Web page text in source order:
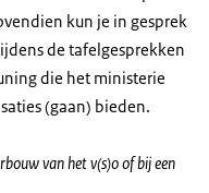
kun je in gesprek
de tafelgesprekken
die het ministerie
(gaan) bieden.
van het v(s)o of bij een